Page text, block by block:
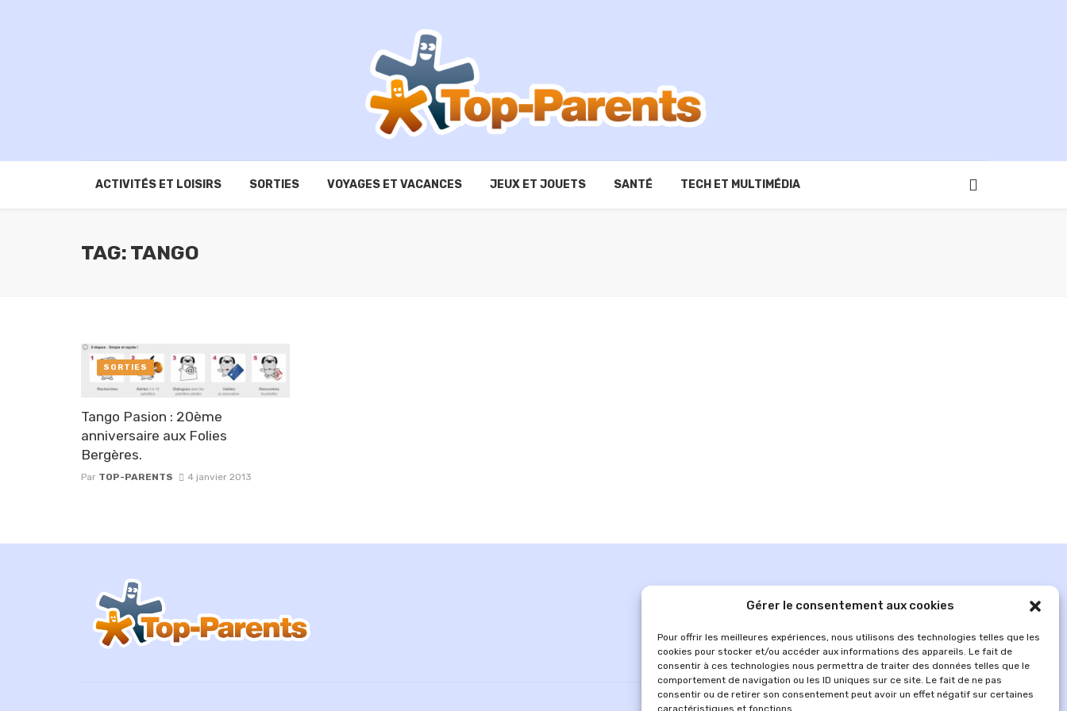
Gérer le consentement aux cookies
Pour offrir les meilleures expériences, nous utilisons des technologies telles que les
cookies pour stocker et/ou accéder aux informations des appareils. Le fait de
consentir à ces technologies nous permettra de traiter des données telles que le
comportement de navigation ou les ID uniques sur ce site. Le fait de ne pas
consentir ou de retirer son consentement peut avoir un effet négatif sur certaines
caractéristiques et fonctions.
ACTIVITÉS ET LOISIRS SORTIES VOYAGES ET VACANCES JEUX ET JOUETS SANTÉ TECH ET MULTIMÉDIA
TAG: TANGO
Tango Pasion : 20ème
anniversaire aux Folies
Bergères.
Par TOP-PARENTS 4 janvier 2013
SORTIES